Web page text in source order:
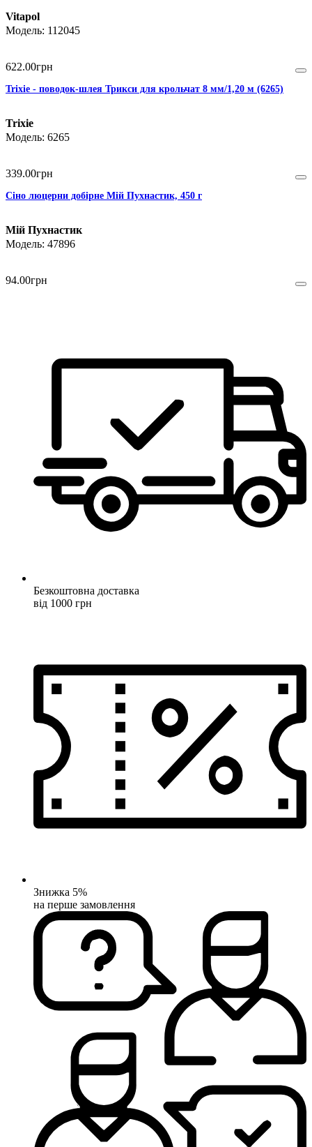
Vitapol
112045
622.00грн
Trixie - поводок-шлея Трикси для крольчат 8 мм/1,20 м (6265)
Trixie
6265
339.00грн
Сіно люцерни добірне Мій Пухнастик, 450 г
Мій Пухнастик
47896
94.00грн
Безкоштовна доставка
від 1000 грн
Знижка 5%
на перше замовлення